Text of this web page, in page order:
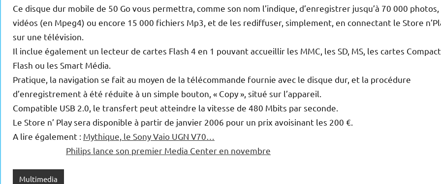
Ce disque dur mobile de 50 Go vous permettra, comme son nom l’indique, d’enregistrer jusqu’à 70 000 photos,
vidéos (en Mpeg4) ou encore 15 000 fichiers Mp3, et de les rediffuser, simplement, en connectant le Store
sur une télévision.
Il inclue également un lecteur de cartes Flash 4 en 1 pouvant accueillir les MMC, les SD, MS, les cartes Compact
Flash ou les Smart Média.
Pratique, la navigation se fait au moyen de la télécommande fournie avec le disque dur, et la procédure
d’enregistrement à été réduite à un simple bouton, « Copy », situé sur l’appareil.
Compatible USB 2.0, le transfert peut atteindre la vitesse de 480 Mbits par seconde.
Le Store n’ Play sera disponible à partir de janvier 2006 pour un prix avoisinant les 200 €.
A lire également : Mythique, le Sony Vaio UGN V70…
Philips lance son premier Media Center en novembre
Multimedia